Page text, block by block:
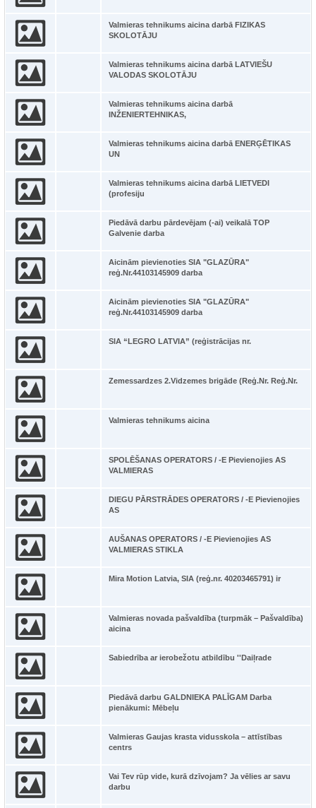
Valmieras tehnikums aicina darbā FIZIKAS
SKOLOTĀJU
Valmieras tehnikums aicina darbā LATVIEŠU
VALODAS SKOLOTĀJU
Valmieras tehnikums aicina darbā
INŽENIERTEHNIKAS,
Valmieras tehnikums aicina darbā ENERĢĒTIKAS
UN
Valmieras tehnikums aicina darbā LIETVEDI
(profesiju
Piedāvā darbu pārdevējam (-ai) veikalā TOP
Galvenie darba
Aicinām pievienoties SIA "GLAZŪRA"
reģ.Nr.44103145909 darba
Aicinām pievienoties SIA "GLAZŪRA"
reģ.Nr.44103145909 darba
SIA “LEGRO LATVIA” (reģistrācijas nr.
Zemessardzes 2.Vidzemes brigāde (Reģ.Nr. Reģ.Nr.
Valmieras tehnikums aicina
SPOLĒŠANAS OPERATORS / -E Pievienojies AS
VALMIERAS
DIEGU PĀRSTRĀDES OPERATORS / -E Pievienojies
AS
AUŠANAS OPERATORS / -E Pievienojies AS
VALMIERAS STIKLA
Mira Motion Latvia, SIA (reģ.nr. 40203465791) ir
Valmieras novada pašvaldība (turpmāk – Pašvaldība)
aicina
Sabiedrība ar ierobežotu atbildību ''Daiļrade
Piedāvā darbu GALDNIEKA PALĪGAM Darba
pienākumi: Mēbeļu
Valmieras Gaujas krasta vidusskola – attīstības
centrs
Vai Tev rūp vide, kurā dzīvojam? Ja vēlies ar savu
darbu